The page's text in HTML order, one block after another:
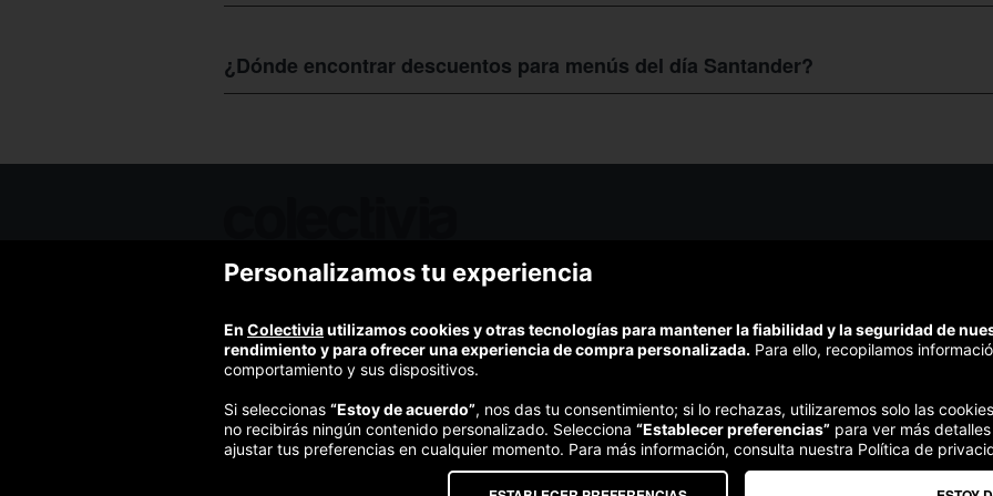
con pulpo, pescado o entrecot tiene un precio de 35€ por persona, pero por Colectivia te haces acreedor de
queda en solo 13,5€.
¿Dónde encontrar descuentos para menús del día Santander?
presupuesto.
Ofertas de hoy
Términos y condiciones
Política de privacidad y aviso legal
Política de cookies
¿Cómo funciona Colectivia?
Trabaja con nosotros
Estudio turismo de verano 2020
(Te
Personalizamos tu experiencia
En Colectiviautilizamos cookies y otras tecnologías para mantener la fiabilidad y la seguridad de
rendimiento y para ofrecer una experiencia de compra personalizada. Para ello, recopilamos
comportamiento y sus dispositivos.
Si seleccionas “Estoy de acuerdo”, nos das tu consentimiento; si lo rechazas, utilizaremos solo las
no recibirás ningún contenido personalizado. Selecciona “Establecer preferencias” para ver más
ajustar tus preferencias en cualquier momento. Para más información, consulta nuestra Política de